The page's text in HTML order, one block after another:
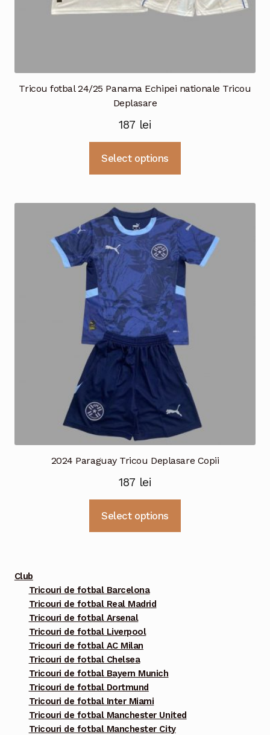
Tricou fotbal 24/25 Panama Echipei nationale Tricou
Deplasare
187 lei
Select options
variații.
Opțiunile
pot
fi
alese
în
pagina
produsului.
2024 Paraguay Tricou Deplasare Copii
187 lei
Select options
Club
Tricouri de fotbal Barcelona
Tricouri de fotbal Real Madrid
Tricouri de fotbal Arsenal
Tricouri de fotbal Liverpool
Tricouri de fotbal AC Milan
Tricouri de fotbal Chelsea
Tricouri de fotbal Bayern Munich
Tricouri de fotbal Dortmund
Tricouri de fotbal Inter Miami
Tricouri de fotbal Manchester United
Tricouri de fotbal Manchester City